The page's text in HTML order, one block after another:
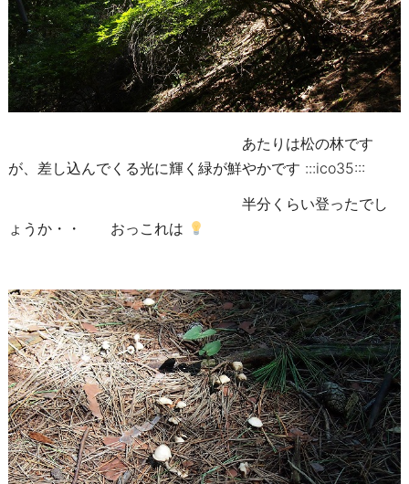
あたりは松の林です
が、差し込んでくる光に輝く緑が鮮やかです :::ico35:::
半分くらい登ったでし
ょうか・・ おっこれは